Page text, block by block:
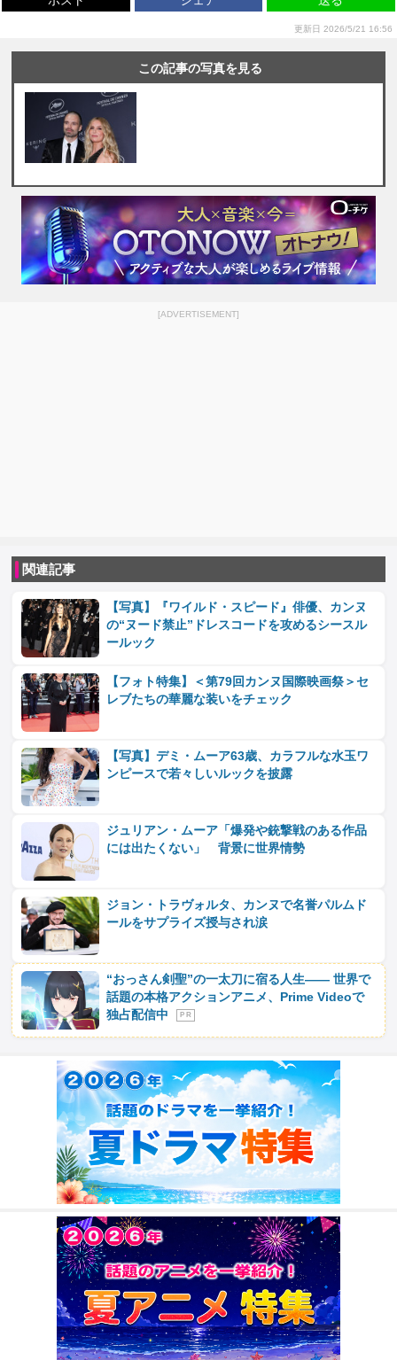
更新日 2026/5/21 16:56
この記事の写真を見る
[ADVERTISEMENT]
関連記事
【写真】『ワイルド・スピード』俳優、カンヌ
の“ヌード禁止”ドレスコードを攻めるシースル
ールック
【フォト特集】＜第79回カンヌ国際映画祭＞セ
レブたちの華麗な装いをチェック
【写真】デミ・ムーア63歳、カラフルな水玉ワ
ンピースで若々しいルックを披露
ジュリアン・ムーア「爆発や銃撃戦のある作品
には出たくない」 背景に世界情勢
ジョン・トラヴォルタ、カンヌで名誉パルムド
ールをサプライズ授与され涙
“おっさん剣聖”の一太刀に宿る人生―― 世界で
話題の本格アクションアニメ、Prime Videoで
独占配信中
P R